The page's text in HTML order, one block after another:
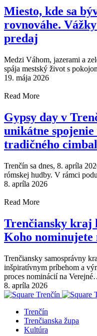
Miesto, kde sa
rovnováhe.
predaj
Medzi Váhom, jazerami a
spája mestský život s
19. mája 2026
Read More
Gypsy day v
unikátne
tradičného
Trenčín sa dnes, 8. apríla
rómskej hudby. V rámci
8. apríla 2026
Read More
Trenčiansky kraj
Koho nominujete
Trenčiansky samosprávny
inšpiratívnym príbehom a
proces nominácií na
8. apríla 2026
Trenčín
Trenčianska župa
Kultúra